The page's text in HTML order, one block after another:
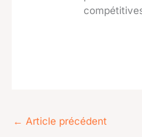
← Article précédent